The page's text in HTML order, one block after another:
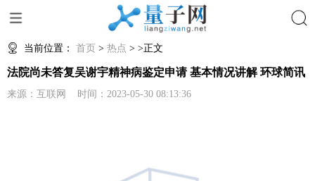
当前位置： 首页 > 热点 > >正文
法院尚未答复吴谢宇精神病鉴定申请 基本情况讲解 环球简讯
来源：互联网 时间：2023-05-30 08:13:36